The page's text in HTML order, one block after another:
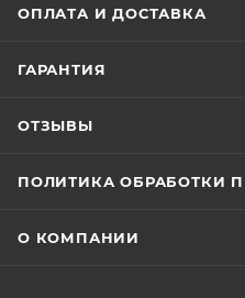
ОПЛАТА И ДОСТАВКА
ГАРАНТИЯ
ОТЗЫВЫ
ПОЛИТИКА ОБРАБОТКИ
О КОМПАНИИ